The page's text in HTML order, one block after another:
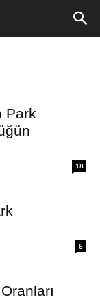
Park
18
6